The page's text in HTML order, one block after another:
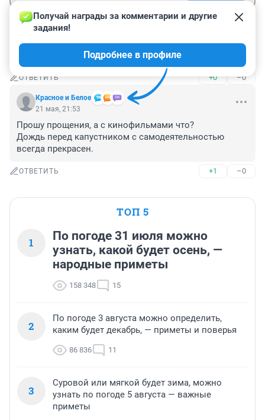
Гость
Бендер Забайкальский
ОТВЕТИТЬ +0 –0
Красное и Белое
Получай награды за комментарии и другие
задания!
Подробнее в профиле
21 мая, 21:53
Прошу прощения, а с кинофильмами что?
Дождь перед капустником с самодеятельностью
всегда прекрасен.
ОТВЕТИТЬ +1 –0
ТОП 5
1
По погоде 31 июля можно
узнать, какой будет осень, —
народные приметы
158 348 15
2
По погоде 3 августа можно определить,
каким будет декабрь, — приметы и поверья
86 836 11
3
Суровой или мягкой будет зима, можно
узнать по погоде 5 августа — важные
приметы